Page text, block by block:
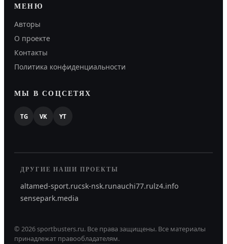
МЕНЮ
Авторы
О проекте
Контакты
Политика конфиденциальности
МЫ В СОЦСЕТЯХ
TG VK YT
ДРУГИЕ НАШИ ПРОЕКТЫ
altamed-sport.rucsk-nsk.runauchi77.rulz4.info
sensepark.media
© 2026sportbusters.ru. Все права защищены. Все материалы
принадлежат правообладателям.